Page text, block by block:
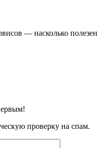
— насколько полезен
проверку на спам.